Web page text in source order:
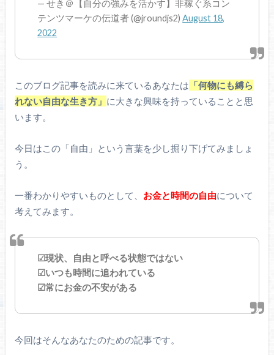
— せき＠【自分の強みを活かす】非稼ぐ系コン
テンツマーケの伝道者 (@jroundjs2)August 18,
2022
このブログ記事を読みに来ているあなたは 「何物にも縛ら
れない自由な生き方」 に大きな興味を持っていることと思
います。
今日はこの「自由」という言葉を少し掘り下げてみましょ
う。
一番わかりやすいものとして、 お金と時間の自由について
考えてみます。
☑現状、自由と呼べる状態ではない
☑いつも時間に追われている
☑常にお金の不安がある
今回はそんなあなたのための記事です。